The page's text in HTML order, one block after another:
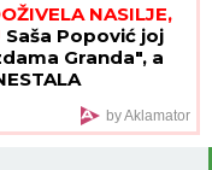
NASILJE,
Saša Popović joj
Granda", a
by Aklamator